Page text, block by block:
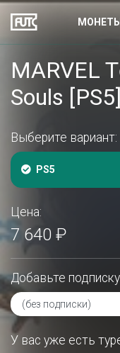
МОНЕТЫ
MARVEL
Souls [PS5]
Выберите вариант:
PS5
Цена:
7 640 ₽
Добавьте
У вас уже есть